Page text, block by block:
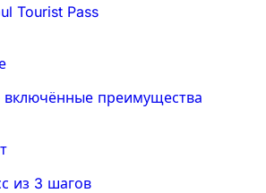
Tourist Pass
включённые преимущества
из 3 шагов